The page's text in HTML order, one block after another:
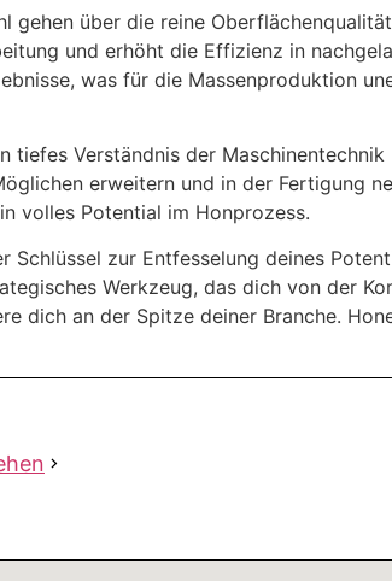
gehen über die reine
und erhöht die Effizienz in
was für die Massenproduktion
tiefes Verständnis der
erweitern und in der Fertigung
volles Potential im Honprozess.
Schlüssel zur Entfesselung deines
Werkzeug, das dich von der
dich an der Spitze deiner Branche.